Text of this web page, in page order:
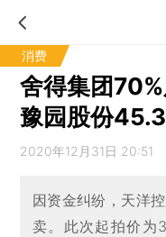
消费
舍得集团
豫园股份
2020年12月31日 20:51
因资金纠纷，天洋
卖。此次起拍价为